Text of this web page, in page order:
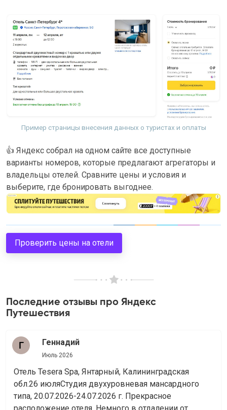
Пример страницы внесения данных о туристах и оплаты
👍 Яндекс собрал на одном сайте все доступные
варианты номеров, которые предлагают агрегаторы и
владельцы отелей. Сравните цены и условия и
выберите, где бронировать выгоднее.
Проверить цены на отели
Последние отзывы про Яндекс
Путешествия
Геннадий
Июль 2026
Отель Tesera Spa, Янтарный, Калининградская
обл.26 июляСтудия двухуровневая мансардного
типа, 20.07.2026-24.07.2026 г. Прекрасное